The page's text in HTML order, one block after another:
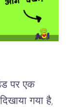
पर एक
गया है,